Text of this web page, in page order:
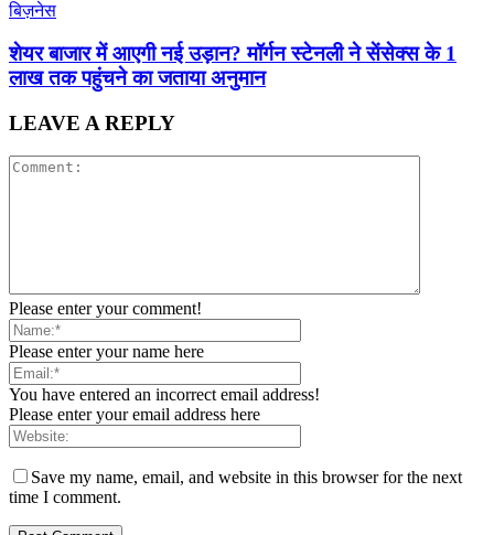
बिज़नेस
शेयर बाजार में आएगी नई उड़ान? मॉर्गन स्टेनली ने सेंसेक्स के 1
लाख तक पहुंचने का जताया अनुमान
LEAVE A REPLY
Please enter your comment!
Please enter your name here
You have entered an incorrect email address!
Please enter your email address here
Save my name, email, and website in this browser for the next
time I comment.